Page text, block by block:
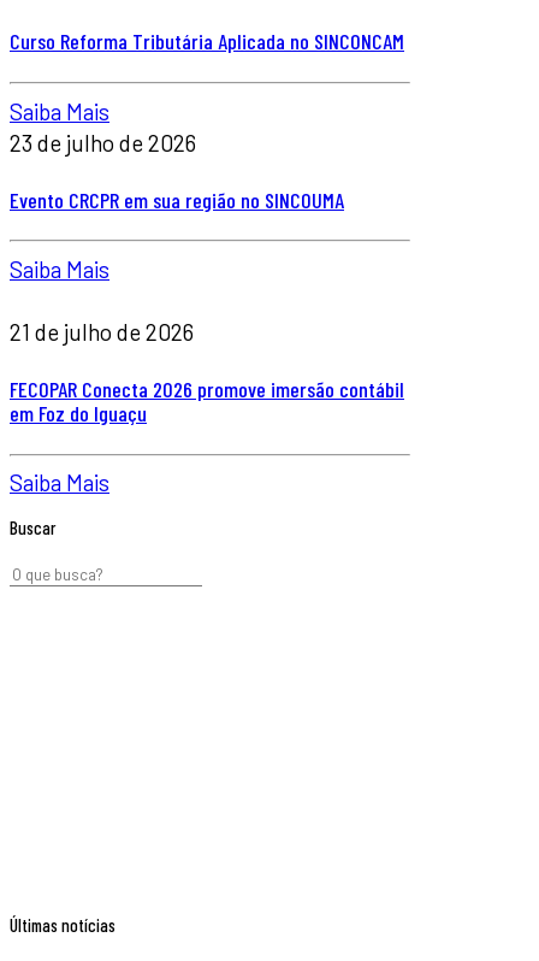
Curso Reforma Tributária Aplicada no SINCONCAM
Saiba Mais
23 de julho de 2026
Evento CRCPR em sua região no SINCOUMA
Saiba Mais
21 de julho de 2026
FECOPAR Conecta 2026 promove imersão contábil
em Foz do Iguaçu
Saiba Mais
Buscar
Últimas notícias